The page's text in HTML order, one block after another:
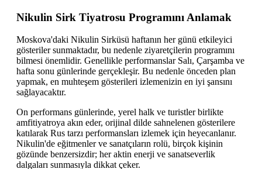
Nikulin Sirk Tiyatrosu Programını Anlamak
Moskova'daki Nikulin Sirküsü haftanın her günü etkileyici
gösteriler sunmaktadır, bu nedenle ziyaretçilerin programını
bilmesi önemlidir. Genellikle performanslar Salı, Çarşamba ve
hafta sonu günlerinde gerçekleşir. Bu nedenle önceden plan
yapmak, en muhteşem gösterileri izlemenizin en iyi şansını
sağlayacaktır.
On performans günlerinde, yerel halk ve turistler birlikte
amfitiyatroya akın eder, orijinal dilde sahnelenen gösterilere
katılarak Rus tarzı performansları izlemek için heyecanlanır.
Nikulin'de eğitmenler ve sanatçıların rolü, birçok kişinin
gözünde benzersizdir; her aktin enerji ve sanatseverlik
dalgaları sunmasıyla dikkat çeker.